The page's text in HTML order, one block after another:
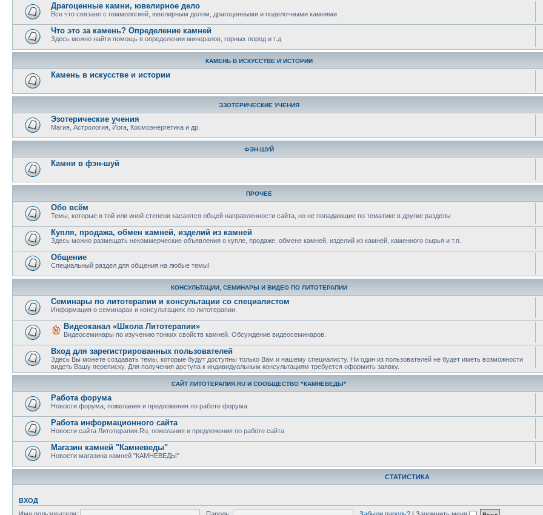
Драгоценные камни, ювелирное дело
Все что связано с геммологией, ювелирным делом, драгоценными и поделочными камнями
Что это за камень? Определение камней
Здесь можно найти помощь в определении минералов, горных пород и т.д
КАМЕНЬ В ИСКУССТВЕ И ИСТОРИИ
Камень в искусстве и истории
ЭЗОТЕРИЧЕСКИЕ УЧЕНИЯ
Эзотерические учения
Магия, Астрология, Йога, Космоэнергетика и др.
ФЭН-ШУЙ
Камни в фэн-шуй
ПРОЧЕЕ
Обо всём
Темы, которые в той или иной степени касаются общей направленности сайта, но не попадающие по тематике в другие разделы
Купля, продажа, обмен камней, изделий из камней
Здесь можно размещать некоммерческие объявления о купле, продаже, обмене камней, изделий из камней, каменного сырья и т.п.
Общение
Специальный раздел для общения на любые темы!
КОНСУЛЬТАЦИИ, СЕМИНАРЫ И ВИДЕО ПО ЛИТОТЕРАПИИ
Семинары по литотерапии и консультации со специалистом
Информация о семинарах и консультациях по литотерапии.
Видеоканал «Школа Литотерапии»
Видеосеминары по изучению тонких свойств камней. Обсуждение видеосеминаров.
Вход для зарегистрированных пользователей
Здесь Вы можете создавать темы, которые будут доступны только Вам и нашему специалисту. Ни один из пользователей не будет иметь возможности
видеть Вашу переписку. Для получения доступа к индивидуальным консультациям требуется оформить заявку.
САЙТ ЛИТОТЕРАПИЯ.RU И СООБЩЕСТВО "КАМНЕВЕДЫ"
Работа форума
Новости форума, пожелания и предложения по работе форума
Работа информационного сайта
Новости сайта Литотерапия.Ru, пожелания и предложения по работе сайта
Магазин камней "Камневеды"
Новости магазина камней "КАМНЕВЕДЫ"
СТАТИСТИКА
ВХОД